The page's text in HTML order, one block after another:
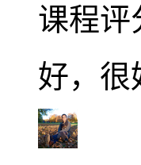
课程评
好，很